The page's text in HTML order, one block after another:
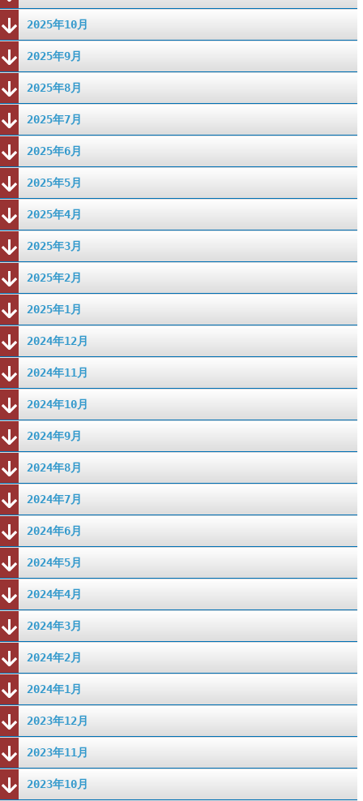
2025年10月
2025年9月
2025年8月
2025年7月
2025年6月
2025年5月
2025年4月
2025年3月
2025年2月
2025年1月
2024年12月
2024年11月
2024年10月
2024年9月
2024年8月
2024年7月
2024年6月
2024年5月
2024年4月
2024年3月
2024年2月
2024年1月
2023年12月
2023年11月
2023年10月